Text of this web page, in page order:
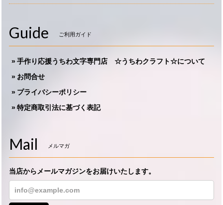
Guide ご利用ガイド
手作り応援うちわ文字専門店 ☆うちわクラフト☆について
お問合せ
プライバシーポリシー
特定商取引法に基づく表記
Mail メルマガ
当店からメールマガジンをお届けいたします。